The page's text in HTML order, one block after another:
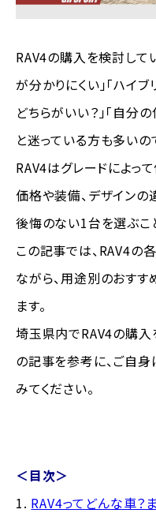
RAV4の購入を検討して
が分かりにくい」「ハイ
どちらがいい？」「自分
と迷っている方も多いの
RAV4はグレードによっ
価格や装備、デザインの
後悔のない1台を選ぶこ
この記事では、RAV4の
ながら、用途別のおす
ます。
埼玉県内でRAV4の購入
の記事を参考に、ご自
みてください。
＜目次＞
1. RAV4ってどんな車？